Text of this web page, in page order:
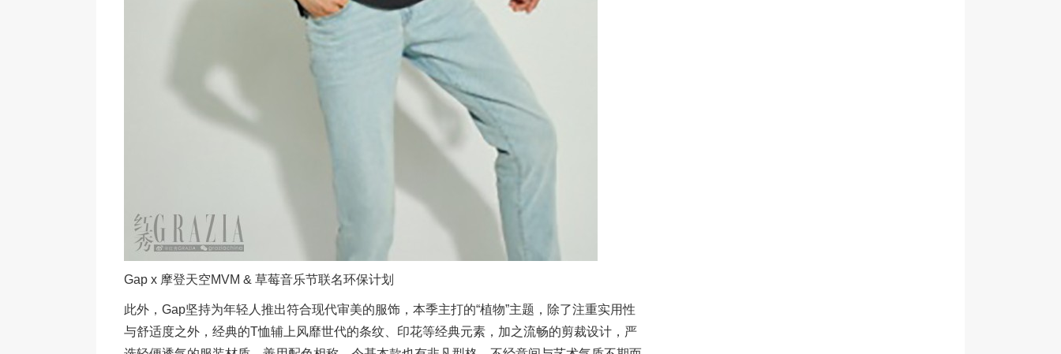
Gap x 摩登天空MVM & 草莓音乐节联名环保计划
此外，Gap坚持为年轻人推出符合现代审美的服饰，本季主打的“植物”主题，除了注重实用性
与舒适度之外，经典的T恤辅上风靡世代的条纹、印花等经典元素，加之流畅的剪裁设计，严